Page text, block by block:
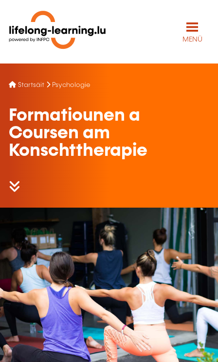
MENÜ
Startsäit Psychologie
Formatiounen a
Coursen am
Konschttherapie